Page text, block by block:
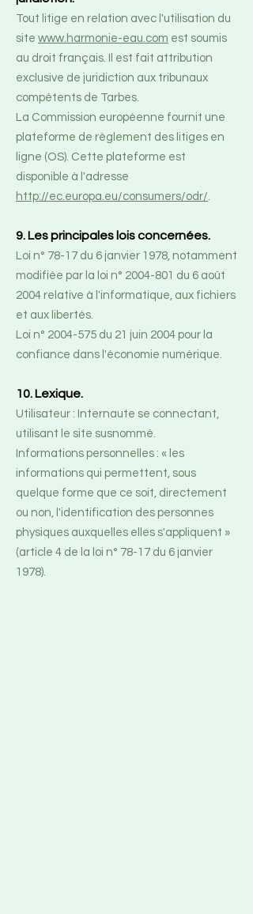
Tout litige en relation avec l'utilisation du
site www.harmonie-eau.com est soumis
au droit français. Il est fait attribution
exclusive de juridiction aux tribunaux
compétents de Tarbes.
La Commission européenne fournit une
plateforme de règlement des litiges en
ligne (OS). Cette plateforme est
disponible à l'adresse
http://ec.europa.eu/consumers/odr/.
9. Les principales lois concernées.
Loi n° 78-17 du 6 janvier 1978, notamment
modifiée par la loi n° 2004-801 du 6 août
2004 relative à l'informatique, aux fichiers
et aux libertés.
Loi n° 2004-575 du 21 juin 2004 pour la
confiance dans l'économie numérique.
10. Lexique.
Utilisateur : Internaute se connectant,
utilisant le site susnommé.
Informations personnelles : « les
informations qui permettent, sous
quelque forme que ce soit, directement
ou non, l'identification des personnes
physiques auxquelles elles s'appliquent »
(article 4 de la loi n° 78-17 du 6 janvier
1978).